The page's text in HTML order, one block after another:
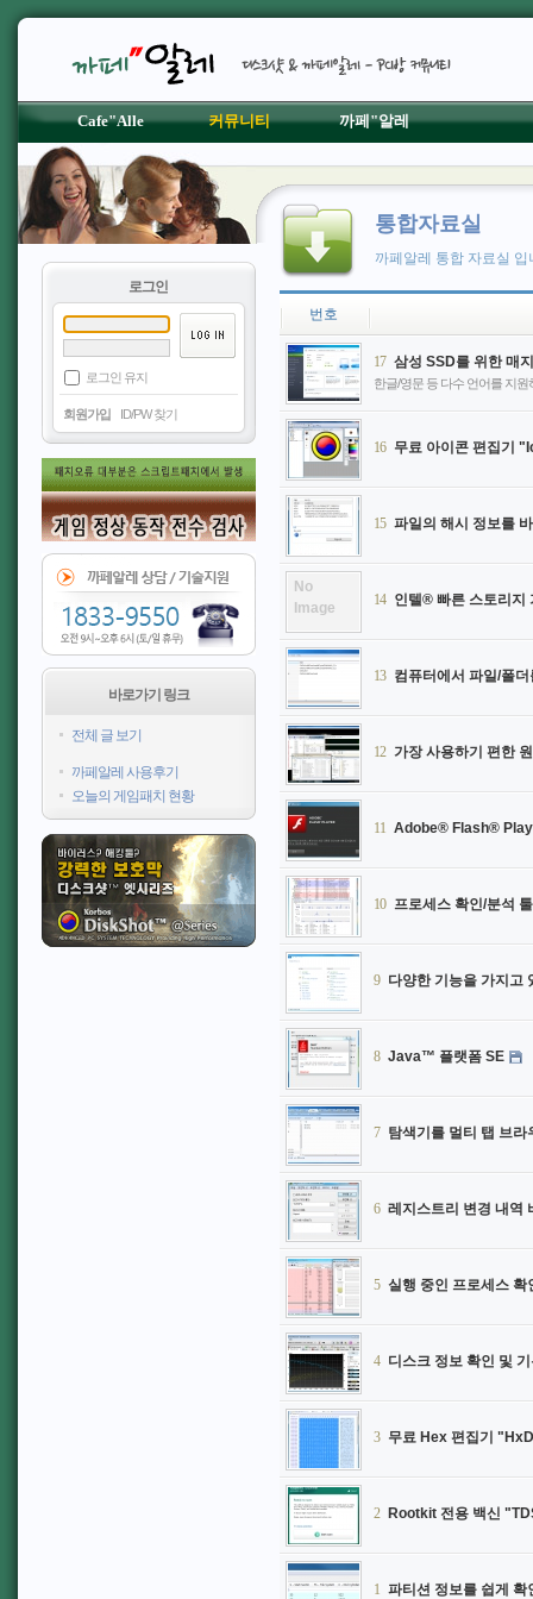
Cafe"Alle 커뮤니티 까페"알레
로그인
로그인 유지
회원가입 ID/PW 찾기
바로가기 링크
전체 글 보기
까페알레 사용후기
오늘의 게임패치 현황
통합자료실
까페알레 통합 자료실
번호
17
한글/영문 등 다수 언어를 지원
16 무료 아이콘 편집기
15 파일의 해시 정보를
No
Image
14 인텔® 빠른 스토리지
13 컴퓨터에서 파일/폴
12 가장 사용하기 편한
11 Adobe® Flash®
10 프로세스 확인/분석
9 다양한 기능을 가지
8 Java™ 플랫폼 SE
7 탐색기를 멀티 탭 브
6 레지스트리 변경 내역
5 실행 중인 프로세스
4 디스크 정보 확인 및
3 무료 Hex 편집기
2 Rootkit 전용 백신
1 파티션 정보를 쉽게